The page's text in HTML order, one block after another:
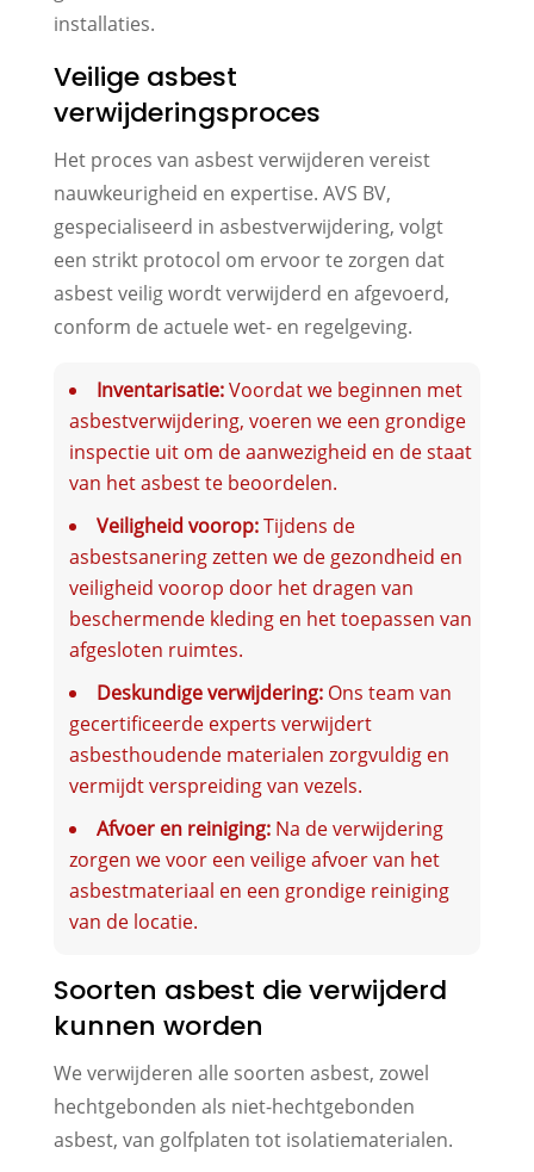
installaties.
Veilige asbest
verwijderingsproces
Het proces van asbest verwijderen vereist
nauwkeurigheid en expertise. AVS BV,
gespecialiseerd in asbestverwijdering, volgt
een strikt protocol om ervoor te zorgen dat
asbest veilig wordt verwijderd en afgevoerd,
conform de actuele wet- en regelgeving.
Inventarisatie:Voordat we beginnen met
asbestverwijdering, voeren we een grondige
inspectie uit om de aanwezigheid en de staat
van het asbest te beoordelen.
Veiligheid voorop:Tijdens de
asbestsanering zetten we de gezondheid en
veiligheid voorop door het dragen van
beschermende kleding en het toepassen van
afgesloten ruimtes.
Deskundige verwijdering:Ons team van
gecertificeerde experts verwijdert
asbesthoudende materialen zorgvuldig en
vermijdt verspreiding van vezels.
Afvoer en reiniging:Na de verwijdering
zorgen we voor een veilige afvoer van het
asbestmateriaal en een grondige reiniging
van de locatie.
Soorten asbest die verwijderd
kunnen worden
We verwijderen alle soorten asbest, zowel
hechtgebonden als niet-hechtgebonden
asbest, van golfplaten tot isolatiematerialen.